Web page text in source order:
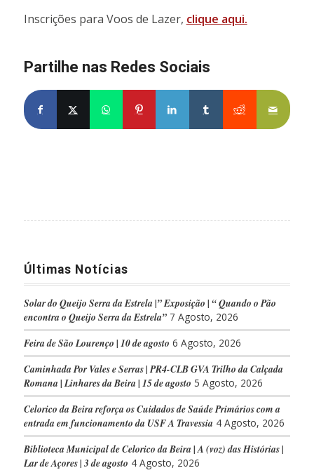
Inscrições para Voos de Lazer, clique aqui.
Partilhe nas Redes Sociais
Partilhe no Facebook
Partilhe no X
Share on WhatsApp
Partilhe no Pinterest
Partilhe no LinkedIn
Partilhe no Tumblr
Partilhe no
Últimas Notícias
Solar do Queijo Serra da Estrela |” Exposição | “ Quando o Pão
encontra o Queijo Serra da Estrela” 7 Agosto, 2026
Feira de São Lourenço | 10 de agosto 6 Agosto, 2026
Caminhada Por Vales e Serras | PR4-CLB GVA Trilho da Calçada
Romana | Linhares da Beira | 15 de agosto 5 Agosto, 2026
Celorico da Beira reforça os Cuidados de Saúde Primários com a
entrada em funcionamento da USF A Travessia 4 Agosto, 2026
Biblioteca Municipal de Celorico da Beira | A (voz) das Histórias |
Lar de Açores | 3 de agosto 4 Agosto, 2026